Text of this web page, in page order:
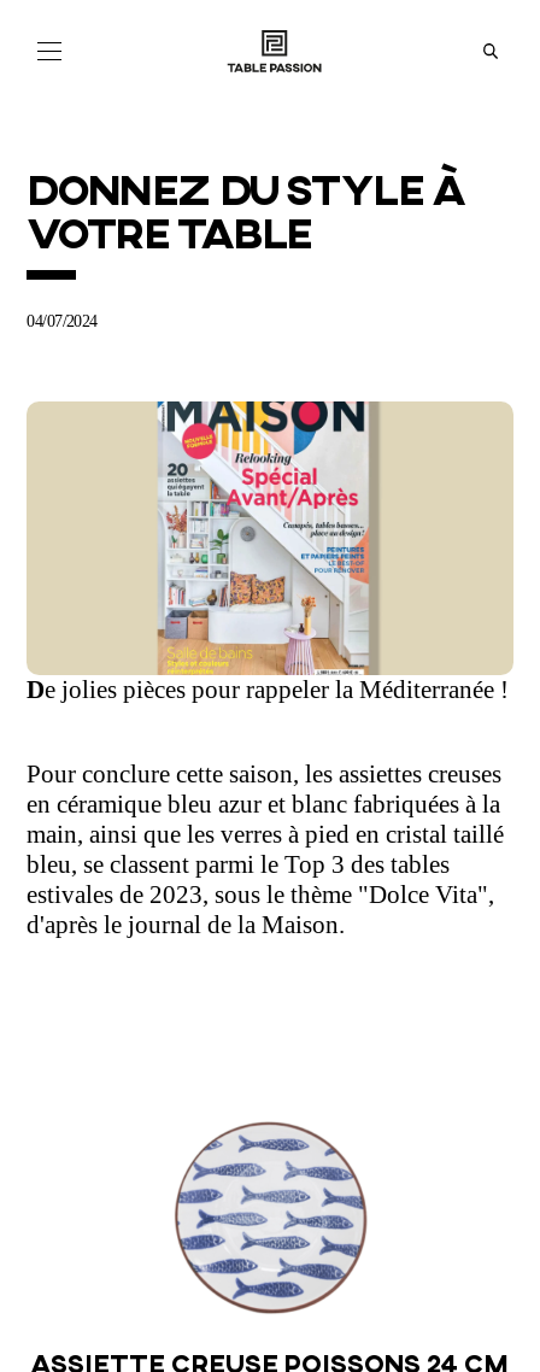
ACTUALITÉS
À
PROPOS
DONNEZ DU STYLE À
VOTRE TABLE
04/07/2024
De jolies pièces pour rappeler la Méditerranée !
Pour conclure cette saison, les assiettes creuses
en céramique bleu azur et blanc fabriquées à la
main, ainsi que les verres à pied en cristal taillé
bleu, se classent parmi le Top 3 des tables
estivales de 2023, sous le thème "Dolce Vita",
d'après le journal de la Maison.
Assiette creuse Poissons 24 cm